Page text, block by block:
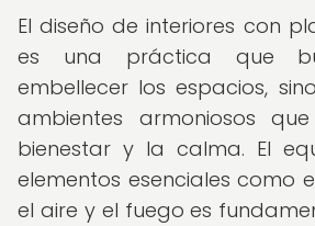
El diseño de interiores con
es una práctica que
embellecer los espacios,
ambientes armoniosos
bienestar y la calma. El
elementos esenciales como
el aire y el fuego es